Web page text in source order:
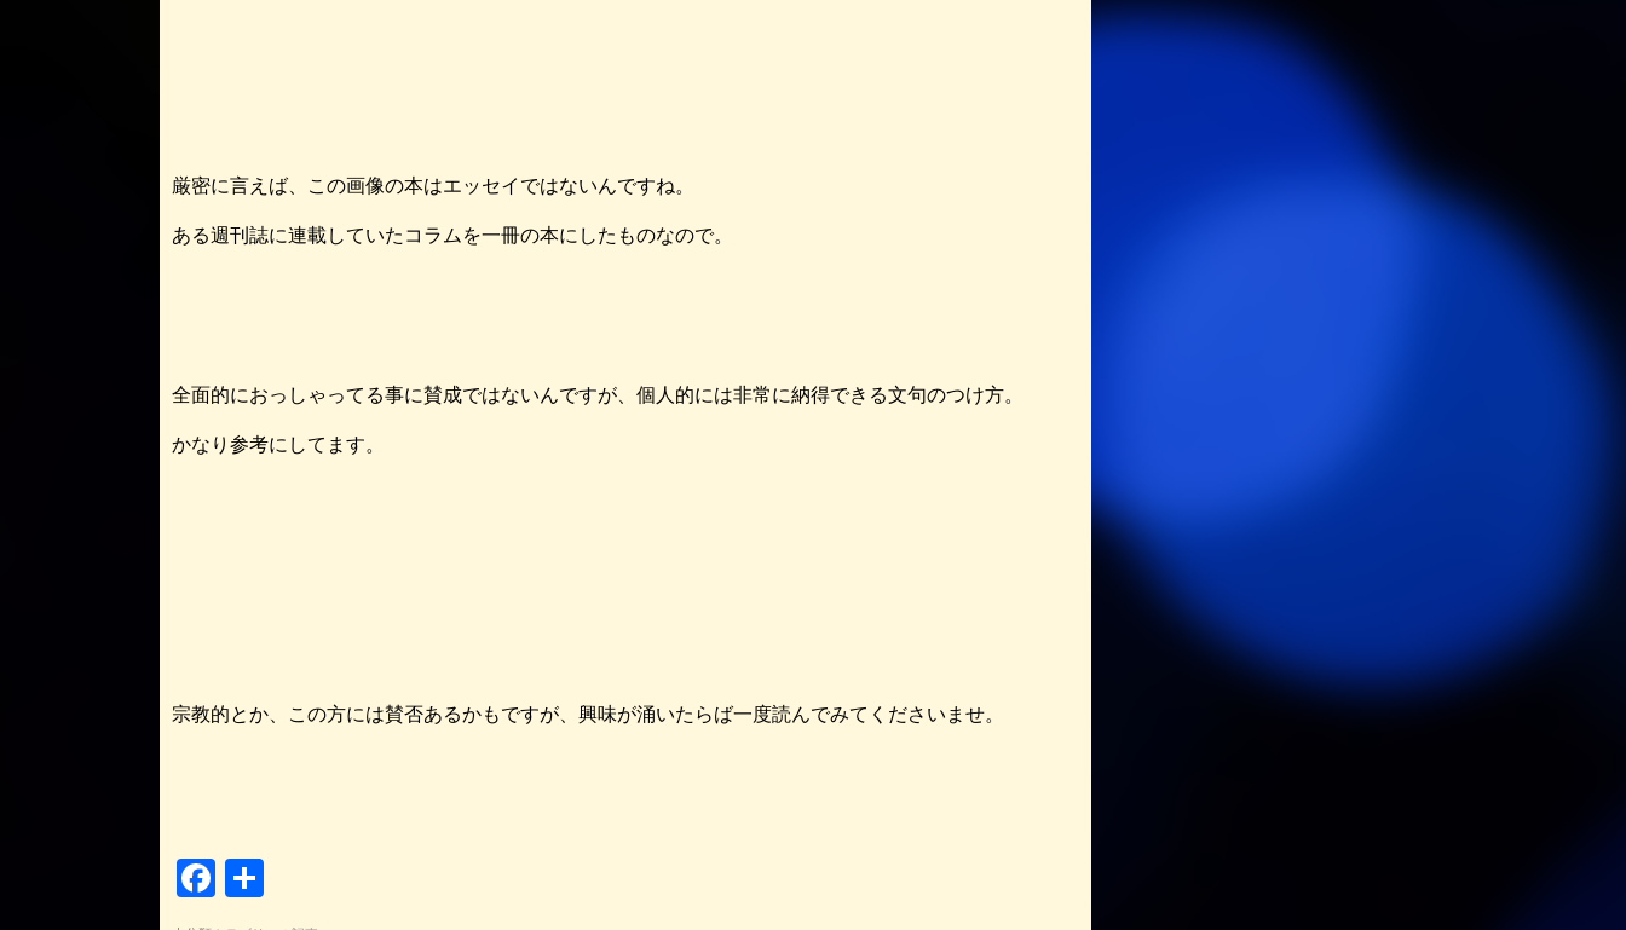
厳密に言えば、この画像の本はエッセイではないんですね。
ある週刊誌に連載していたコラムを一冊の本にしたものなので。
全面的におっしゃってる事に賛成ではないんですが、個人的には非常に納得できる文句のつけ方。
かなり参考にしてます。
宗教的とか、この方には賛否あるかもですが、興味が涌いたらば一度読んでみてくださいませ。
F
a
有